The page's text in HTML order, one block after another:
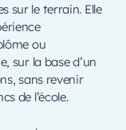
sur le terrain. Elle
ou
sur la base d’un
sans revenir
de l’école.